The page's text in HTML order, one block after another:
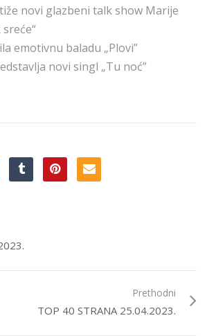
novi glazbeni talk show Marije
emotivnu baladu „Plovi”
novi singl „Tu noć”
Prethodni
TOP 40 STRANA 25.04.2023.